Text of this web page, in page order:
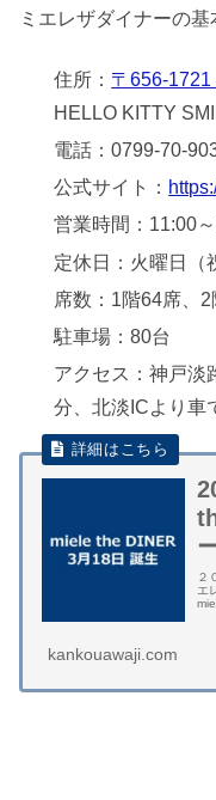
ミエレザダイナーの基
住所： 〒656-
HELLO KITTY
電話：0799-70-
公式サイト：
営業時間：11:00
定休日：火曜日（
席数：1階64席、
駐車場：80台
アクセス：神戸淡
分、北淡ICより車
２
エ
kankouawaji.com